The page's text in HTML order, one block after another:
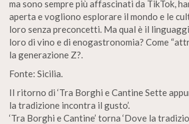
ma sono sempre più affascinati da TikTok,
aperta e vogliono esplorare il mondo e le
loro senza preconcetti. Ma qual è il
loro di vino e di enogastronomia? Come
la generazione Z?.
Fonte: Sicilia.
II ritorno di ‘Tra Borghi e Cantine Sette
la tradizione incontra il gusto’.
‘Tra Borghi e Cantine’ torna ‘Dove la